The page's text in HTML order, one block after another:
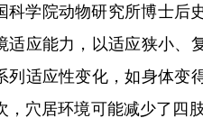
院动物研究所博士后史
适应能力，以适应狭小、
列适应性变化，如身体变
，穴居环境可能减少了四